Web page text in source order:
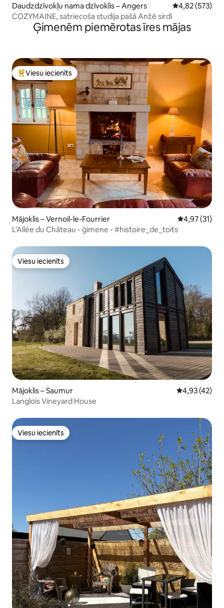
Daudzdzīvokļu nama dzīvoklis – Angers Vidējais
4,82 (573)
COZYMAINE, satriecoša studija pašā Anžē sirdī
Ģimenēm piemērotas īres mājas
Populārs viesu iecienīts mājoklis
Viesu iecienīts
Mājoklis – Vernoil-le-Fourrier Vidējais
4,97 (31)
L'Allée du Château - ģimene - #histoire_de_toits
Viesu iecienīts
Viesu iecienīts
Mājoklis – Saumur Vidējais
4,93 (42)
Langlois Vineyard House
Viesu iecienīts
Viesu iecienīts